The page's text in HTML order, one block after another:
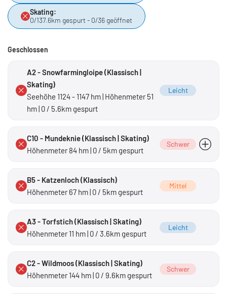
Skating:
0/137.6km gespurt - 0/36 geöffnet
Geschlossen
A2 - Snowfarmingloipe (Klassisch |
Skating)
Seehöhe 1124 - 1147 hm | Höhenmeter 51
hm | 0 / 5.6km gespurt
Leicht
C10 - Mundeknie (Klassisch | Skating)
Höhenmeter 84 hm | 0 / 5km gespurt
Schwer
B5 - Katzenloch (Klassisch)
Höhenmeter 67 hm | 0 / 5km gespurt
Mittel
A3 - Torfstich (Klassisch | Skating)
Höhenmeter 11 hm | 0 / 3.6km gespurt
Leicht
C2 - Wildmoos (Klassisch | Skating)
Höhenmeter 144 hm | 0 / 9.6km gespurt
Schwer